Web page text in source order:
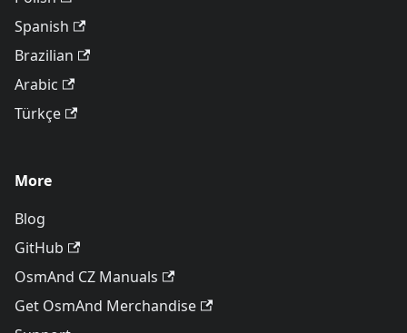
Spanish
Brazilian
Arabic
Türkçe
More
Blog
GitHub
OsmAnd CZ Manuals
Get OsmAnd Merchandise